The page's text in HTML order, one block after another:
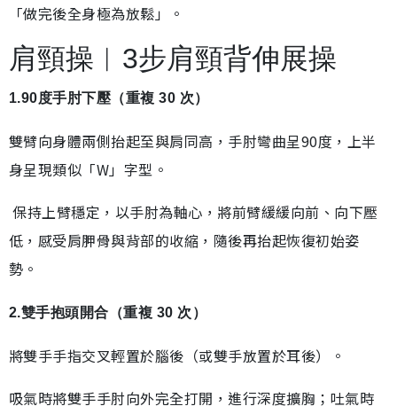
「做完後全身極為放鬆」。
肩頸操︱3步肩頸背伸展操
1.90度手肘下壓（重複 30 次）
雙臂向身體兩側抬起至與肩同高，手肘彎曲呈90度，上半
身呈現類似「W」字型。
保持上臂穩定，以手肘為軸心，將前臂緩緩向前、向下壓
低，感受肩胛骨與背部的收縮，隨後再抬起恢復初始姿
勢。
2.雙手抱頭開合（重複 30 次）
將雙手手指交叉輕置於腦後（或雙手放置於耳後）。
吸氣時將雙手手肘向外完全打開，進行深度擴胸；吐氣時